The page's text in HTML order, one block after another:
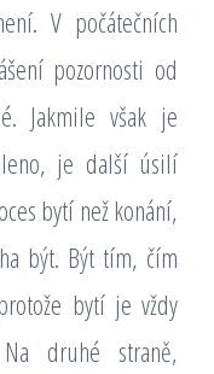
V počátečních
pozornosti od
Jakmile však je
je další úsilí
bytí než konání,
být. Být tím, čím
bytí je vždy
druhé straně,